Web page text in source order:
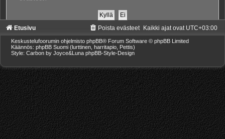
Etusivu Kaikki ajat ovat UTC+03:00
Poista evästeet
Keskustelufoorumin ohjelmisto phpBB® Forum Software © phpBB Limited
Käännös: phpBB Suomi (lurttinen, harritapio, Pettis)
Style: Carbon by Joyce&Luna phpBB-Style-Design